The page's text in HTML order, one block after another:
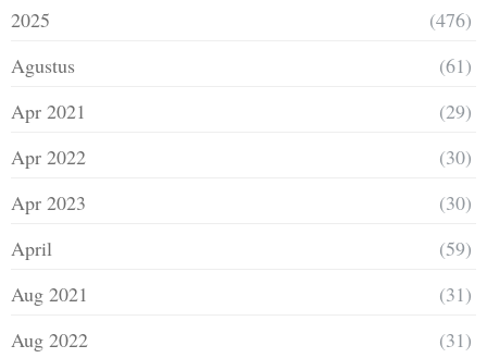
2025
(476)
Agustus
(61)
Apr 2021
(29)
Apr 2022
(30)
Apr 2023
(30)
April
(59)
Aug 2021
(31)
Aug 2022
(31)